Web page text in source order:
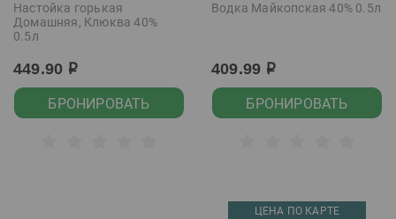
Настойка горькая
Домашняя, Клюква 40%
0.5л
449.90 р
БРОНИРОВАТЬ
Водка Майкопская 40% 0.5л
409.99 р
БРОНИРОВАТЬ
ЦЕНА ПО КАРТЕ